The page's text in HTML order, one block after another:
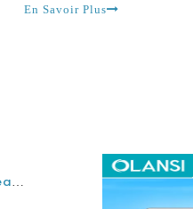
efficace pour rester
En Savoir Plus
Économisez de l'argent et réduisez les déchets avec un distributeur d'eau mousseux de comptoir pour le bureau sans CO2